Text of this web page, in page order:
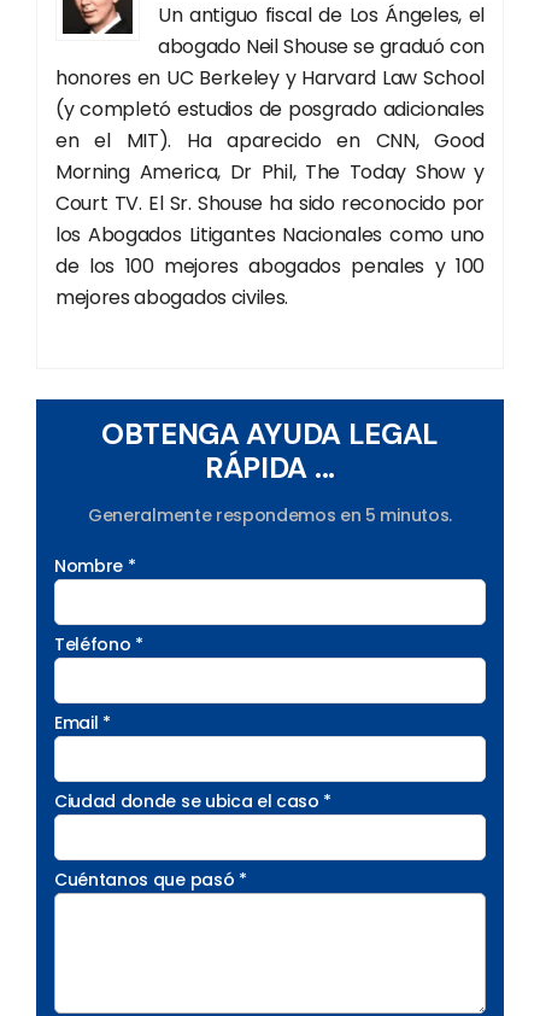
Un antiguo fiscal de Los Ángeles, el
abogado Neil Shouse se graduó con
honores en UC Berkeley y Harvard Law School
(y completó estudios de posgrado adicionales
en el MIT). Ha aparecido en CNN, Good
Morning America, Dr Phil, The Today Show y
Court TV. El Sr. Shouse ha sido reconocido por
los Abogados Litigantes Nacionales como uno
de los 100 mejores abogados penales y 100
mejores abogados civiles.
OBTENGA AYUDA LEGAL
RÁPIDA ...
Generalmente respondemos en 5 minutos.
Nombre *
Teléfono *
Email *
Ciudad donde se ubica el caso *
Cuéntanos que pasó *